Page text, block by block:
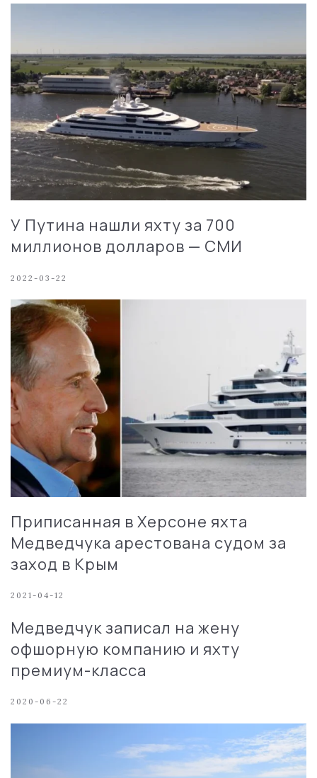
У Путина нашли яхту за 700
миллионов долларов — СМИ
2022-03-22
Приписанная в Херсоне яхта
Медведчука арестована судом за
заход в Крым
2021-04-12
Медведчук записал на жену
офшорную компанию и яхту
премиум-класса
2020-06-22